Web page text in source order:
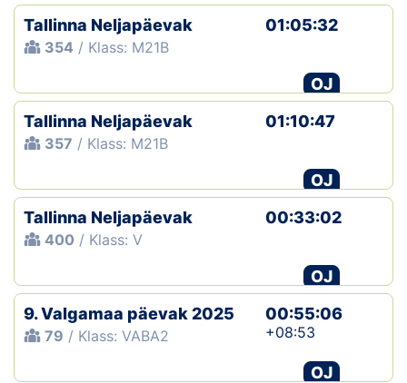
Tallinna Neljapäevak
354 / Klass: M21B
01:05:32
OJ
Tallinna Neljapäevak
357 / Klass: M21B
01:10:47
OJ
Tallinna Neljapäevak
400 / Klass: V
00:33:02
OJ
9. Valgamaa päevak 2025
79 / Klass: VABA2
00:55:06
+08:53
OJ